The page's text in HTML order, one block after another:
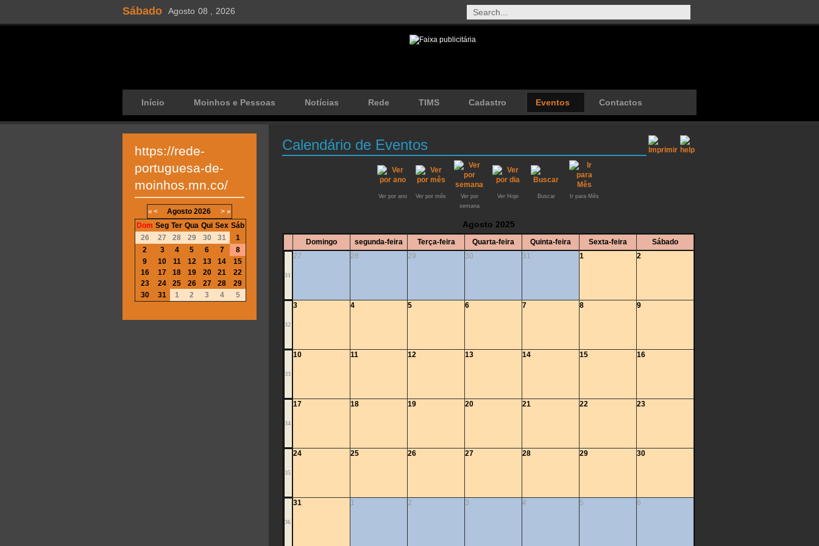
Sábado Agosto 08 , 2026
Início Moinhos e Pessoas Notícias Rede TIMS Cadastro Eventos Contactos
Calendário de Eventos
Ver por ano Ver por mês
Ver por
semana
Ver Hoje Buscar Ir para Mês
Agosto 2025
Domingo segunda-feira Terça-feira Quarta-feira Quinta-feira Sexta-feira Sábado
31
27 28 29 30 31 1 2
32
3 4 5 6 7 8 9
33
10 11 12 13 14 15 16
34
17 18 19 20 21 22 23
35
24 25 26 27 28 29 30
36
31 1 2 3 4 5 6
https://rede-
portuguesa-de-
moinhos.mn.co/
« < Agosto 2026 > »
Dom Seg Ter Qua Qui Sex Sáb
26
27 28 29 30 31
1
2
3 4 5 6 7
8
9
10 11 12 13 14
15
16
17 18 19 20 21
22
23
24 25 26 27 28
29
30
31 1 2 3 4 5